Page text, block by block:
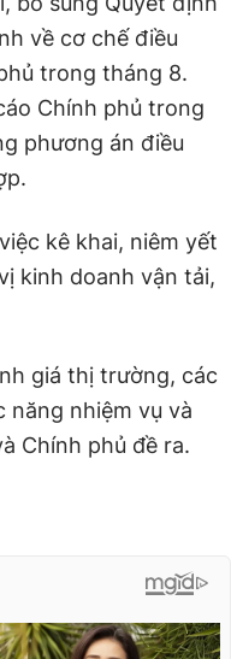
về cơ chế điều
trong tháng 8.
Chính phủ trong
phương án điều
kê khai, niêm yết
kinh doanh vận tải,
giá thị trường, các
nhiệm vụ và
Chính phủ đề ra.